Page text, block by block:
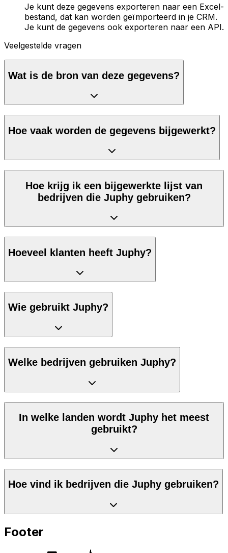
Je kunt deze gegevens exporteren naar een Excel-
bestand, dat kan worden geïmporteerd in je CRM.
Je kunt de gegevens ook exporteren naar een API.
Veelgestelde vragen
Wat is de bron van deze gegevens?
Hoe vaak worden de gegevens bijgewerkt?
Hoe krijg ik een bijgewerkte lijst van
bedrijven die Juphy gebruiken?
Hoeveel klanten heeft Juphy?
Wie gebruikt Juphy?
Welke bedrijven gebruiken Juphy?
In welke landen wordt Juphy het meest
gebruikt?
Hoe vind ik bedrijven die Juphy gebruiken?
Footer